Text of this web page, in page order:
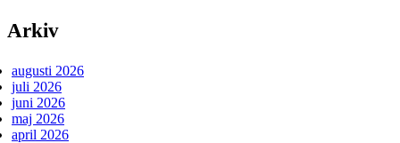
Arkiv
augusti 2026
juli 2026
juni 2026
maj 2026
april 2026